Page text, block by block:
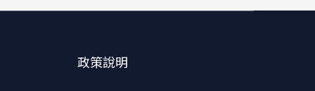
政策說明